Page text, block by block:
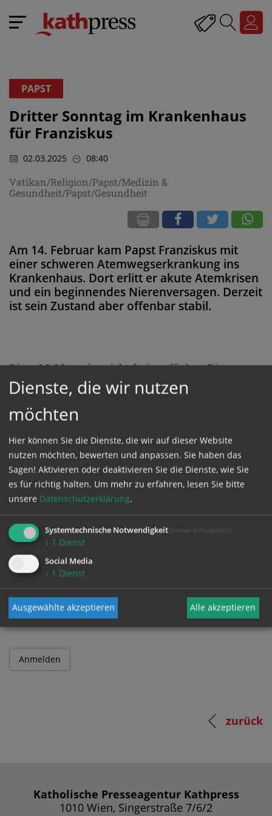
PAPST
Dritter Sonntag im Krankenhaus
für Franziskus
02.03.2025 08:40
Vatikan/Religion/Papst/Medizin &
Gesundheit/Papst/Gesundheit
Am 14. Februar kam Papst Franziskus mit
einer schweren Atemwegserkrankung ins
Krankenhaus. Dort erlitt er akute Atemkrisen
und ein beginnendes Nierenversagen. Derzeit
ist sein Zustand aber offenbar stabil.
Diese Meldung ist nicht frei verfügbar. Bitte
loggen Sie sich ein, oder bestellen Sie das
Produkt
GESCHÜTZTER BEREICH
Bitte melden Sie sich mit Ihrem Benutzernamen
und Passwort an.
Benutzername
Passwort
zurück
Katholische Presseagentur Kathpress
1010 Wien, Singerstraße 7/6/2
Dienste, die wir nutzen
möchten
Hier können Sie die Dienste, die wir auf dieser Website
nutzen möchten, bewerten und anpassen. Sie haben das
Sagen! Aktivieren oder deaktivieren Sie die Dienste, wie Sie
es für richtig halten. Um mehr zu erfahren, lesen Sie bitte
unsere Datenschutzerklärung.
Systemtechnische Notwendigkeit (immer erforderlich)
↓ 1 Dienst
Social Media
↓ 1 Dienst
Ausgewählte akzeptieren Alle akzeptieren